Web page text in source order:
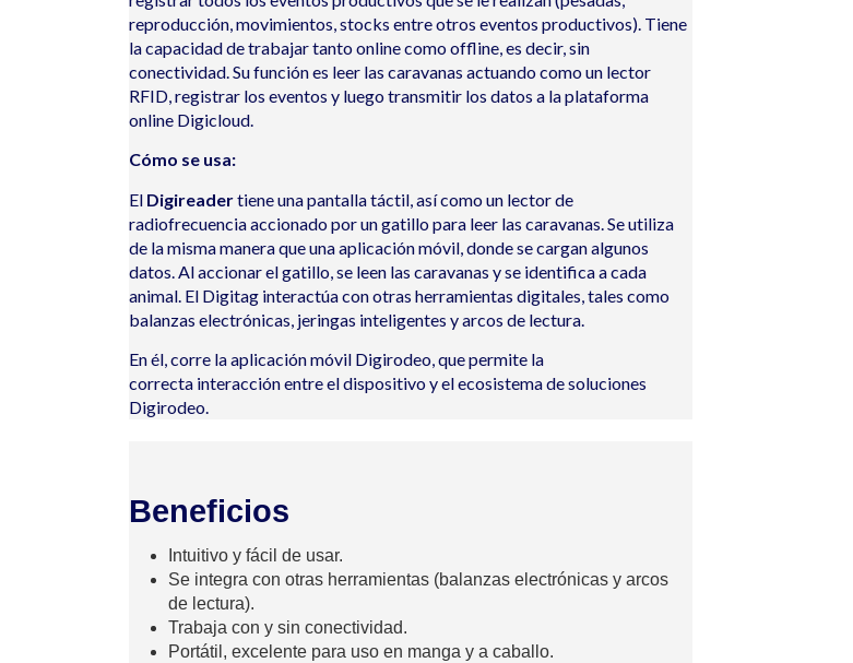
reproducción, movimientos, stocks entre otros eventos productivos). Tiene
la capacidad de trabajar tanto online como offline, es decir, sin
conectividad. Su función es leer las caravanas actuando como un lector
RFID, registrar los eventos y luego transmitir los datos a la plataforma
online Digicloud.
Cómo se usa:
El Digireadertiene una pantalla táctil, así como un lector de
radiofrecuencia accionado por un gatillo para leer las caravanas.Se utiliza
de la misma manera que una aplicación móvil, donde se cargan algunos
datos.Al accionar el gatillo, se leen las caravanas y se identifica a cada
animal. El Digitag interactúa con otras herramientas digitales, tales como
balanzas electrónicas, jeringas inteligentes y arcos de lectura.
En él, corre laaplicación móvil Digirodeo, que permite la
correcta interacciónentre el dispositivo y el ecosistema de soluciones
Digirodeo.
Beneficios
Intuitivo y fácil de usar.
Se integra con otras herramientas (balanzas electrónicas y arcos
de lectura).
Trabaja con y sin conectividad.
Portátil , excelente para uso en manga y a caballo.